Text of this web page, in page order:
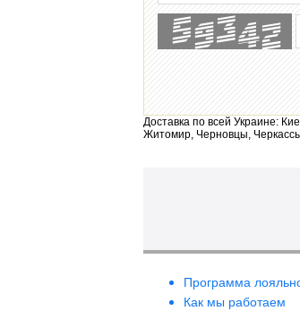
Доставка по всей Украине:
Житомир, Черновцы,
Программа
Как мы работаем